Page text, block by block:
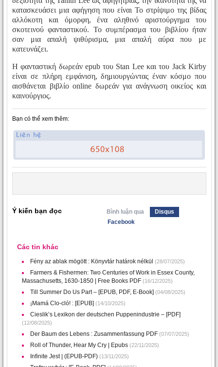
κατασκευάσει μια αφήγηση που είναι Το στρίψιμο της βίδας
αλλόκοτη και όμορφη, ένα αληθινό αριστούργημα του
σκοτεινού φανταστικού. Το συμπέρασμα του βιβλίου ήταν
σαν μια απαλή ψιθύρισμα, μια απαλή αύρα που με
κατευνάζει.
Η φανταστική δωρεάν epub του Stan Lee και του Jack Kirby
είναι σε πλήρη εμφάνιση, δημιουργώντας έναν κόσμο που
αισθάνεται βιβλίο online δωρεάν για ανάγνωση οικείος και
καινούργιος.
Bạn có thể xem thêm:
Ý kiến bạn đọc Bình luận qua
Disqus
Facebook
Các tin khác
Fény az ablak mögött : Könyvtár határok nélkül (28/07/2025)
Farmers & Fishermen: Two Centuries of Work in Essex County,
Massachusetts, 1630-1850 | Free Books PDF (16/12/2025)
Till Summer Do Us Part – [EPUB, PDF, E-Book] (04/08/2025)
¡Mamá Clo-cló! : [EPUB] (14/10/2025)
Cieslik’s Lexikon der deutschen Puppenindustrie – [PDF]
(12/08/2025)
Der Baum des Lebens : Zusammenfassung PDF (07/07/2025)
Roll of Thunder, Hear My Cry | Epubs (22/11/2025)
Infinite Jest | (EPUB-PDF) (13/11/2025)